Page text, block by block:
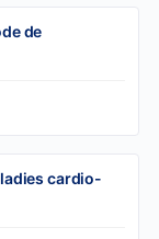
de
cardio-